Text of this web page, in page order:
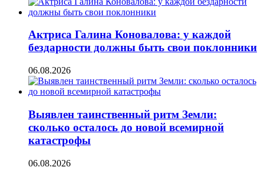
Актриса Галина Коновалова: у каждой
бездарности должны быть свои поклонники
06.08.2026
Выявлен таинственный ритм Земли:
сколько осталось до новой всемирной
катастрофы
06.08.2026